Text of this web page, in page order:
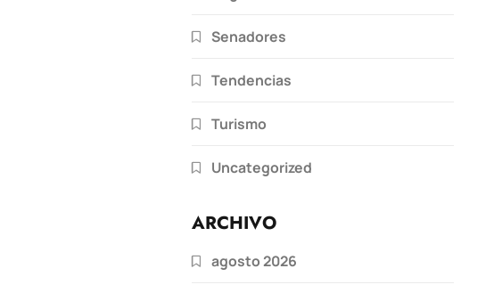
Senadores
Tendencias
Turismo
Uncategorized
ARCHIVO
agosto 2026